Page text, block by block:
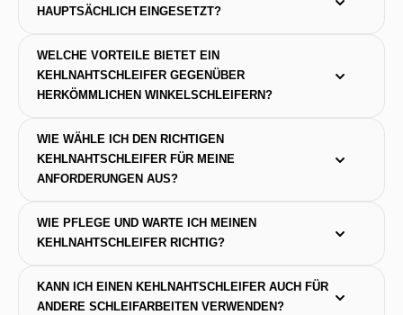
HAUPTSÄCHLICH EINGESETZT?
WELCHE VORTEILE BIETET EIN
KEHLNAHTSCHLEIFER GEGENÜBER
HERKÖMMLICHEN WINKELSCHLEIFERN?
WIE WÄHLE ICH DEN RICHTIGEN
KEHLNAHTSCHLEIFER FÜR MEINE
ANFORDERUNGEN AUS?
WIE PFLEGE UND WARTE ICH MEINEN
KEHLNAHTSCHLEIFER RICHTIG?
KANN ICH EINEN KEHLNAHTSCHLEIFER AUCH FÜR
ANDERE SCHLEIFARBEITEN VERWENDEN?